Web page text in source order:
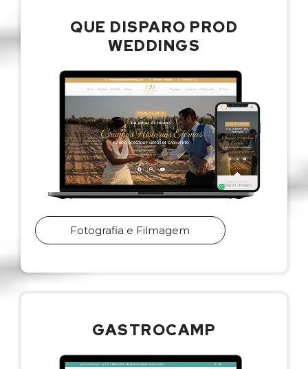
QUE DISPARO PROD
WEDDINGS
Fotografia e Filmagem
GASTROCAMP